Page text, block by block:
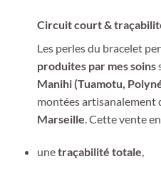
Circuit court &
Les perles du bracelet
produites par mes soins
Manihi (Tuamotu,
montées artisanalement
Marseille. Cette vente en
unetraçabilité totale,